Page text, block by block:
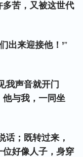
苦，又被这世代
出来迎接他！’”
我声音就开门
他与我，一同坐
话；既转过来，
好像人子，身穿